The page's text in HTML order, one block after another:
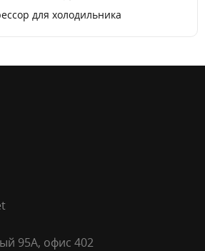
для холодильника
95А, офис 402